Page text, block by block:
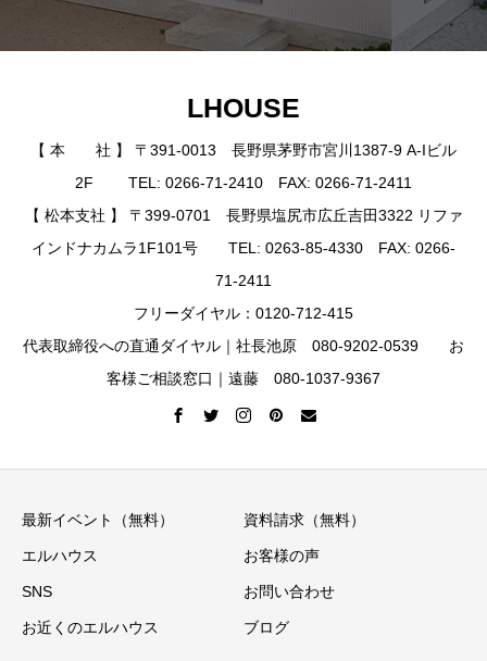
LHOUSE
【 本 社 】 〒391-0013 長野県茅野市宮川1387-9 A-Iビル
2F TEL: 0266-71-2410 FAX: 0266-71-2411
【 松本支社 】 〒399-0701 長野県塩尻市広丘吉田3322 リファ
インドナカムラ1F101号 TEL: 0263-85-4330 FAX: 0266-
71-2411
フリーダイヤル：0120-712-415
代表取締役への直通ダイヤル｜社長池原 080-9202-0539 お
客様ご相談窓口｜遠藤 080-1037-9367
最新イベント（無料） 資料請求（無料）
エルハウス お客様の声
SNS お問い合わせ
お近くのエルハウス ブログ